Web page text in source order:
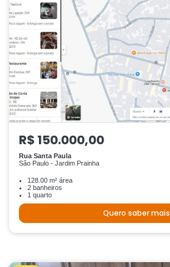
R$ 150.000,00
Rua Santa Paula
São Paulo - Jardim Prainha
128.00 m² área
2 banheiros
1 quarto
Quero saber mais